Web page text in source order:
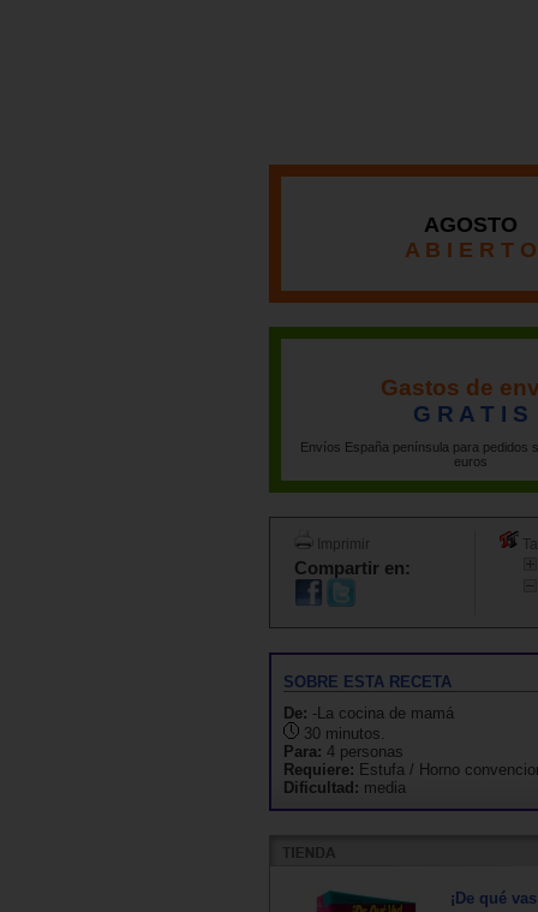
AGOSTO
A B I E R T O
Gastos de
G R A T I S
Envíos España península para pedidos
euros
Imprimir
Compartir en:
SOBRE ESTA RECETA
De: -La cocina de mamá
30 minutos.
Para: 4 personas
Requiere: Estufa / Horno
Dificultad: media
¡De qué